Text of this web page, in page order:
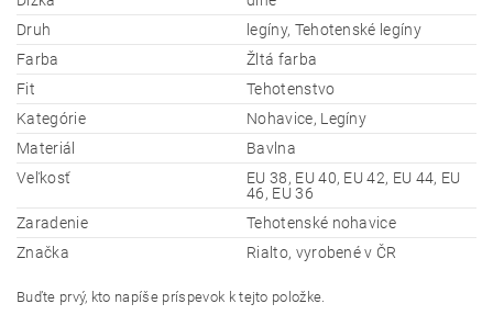
Druh
legíny, Tehotenské legíny
Farba
Žltá farba
Fit
Tehotenstvo
Kategórie
Nohavice, Legíny
Materiál
Bavlna
Veľkosť
EU 38, EU 40, EU 42, EU 44, EU
46, EU 36
Zaradenie
Tehotenské nohavice
Značka
Rialto, vyrobené v ČR
Buďte prvý, kto napíše príspevok k tejto položke.